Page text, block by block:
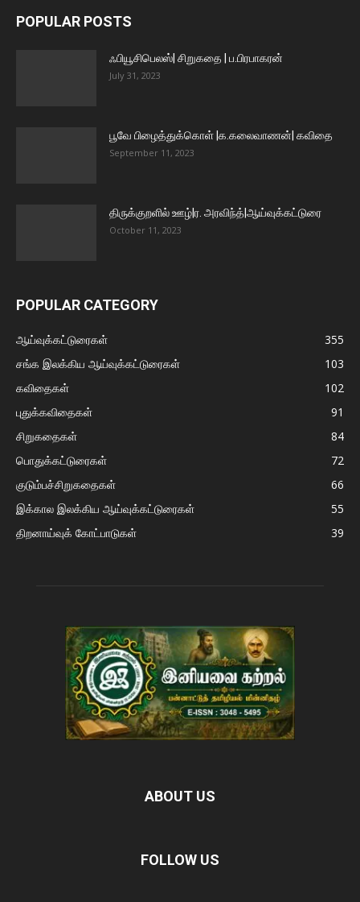
POPULAR POSTS
ஃபியூசிபெலஸ்| சிறுகதை | ப.பிரபாகரன்
July 31, 2023
பூவே பிழைத்துக்கொள் |க.கலைவாணன்| கவிதை
September 11, 2023
திருக்குறளில் ஊழ்|ர. அரவிந்த்|ஆய்வுக்கட்டுரை
October 11, 2023
POPULAR CATEGORY
ஆய்வுக்கட்டுரைகள்
355
சங்க இலக்கிய ஆய்வுக்கட்டுரைகள்
103
கவிதைகள்
102
புதுக்கவிதைகள்
91
சிறுகதைகள்
84
பொதுக்கட்டுரைகள்
72
குடும்பச்சிறுகதைகள்
66
இக்கால இலக்கிய ஆய்வுக்கட்டுரைகள்
55
திறனாய்வுக் கோட்பாடுகள்
39
ABOUT US
FOLLOW US